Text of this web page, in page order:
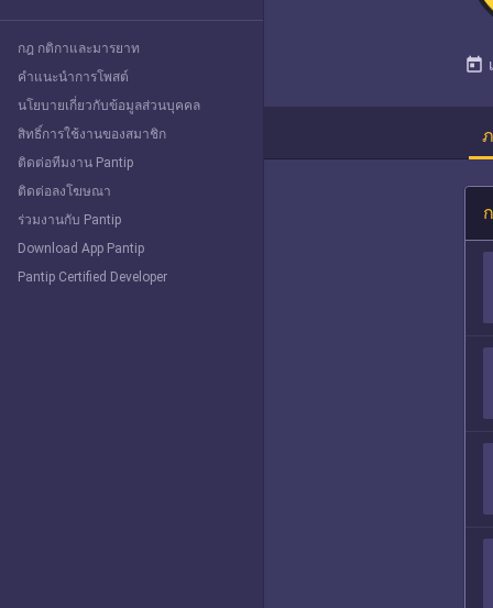
today
Explore
กฎ กติกาและมารยาท
คำแนะนำการโพสต์
นโยบายเกี่ยวกับข้อมูลส่วนบุคคล
สิทธิ์การใช้งานของสมาชิก
ติดต่อทีมงาน Pantip
ติดต่อลงโฆษณา
ร่วมงานกับ Pantip
Download App Pantip
Pantip Certified Developer